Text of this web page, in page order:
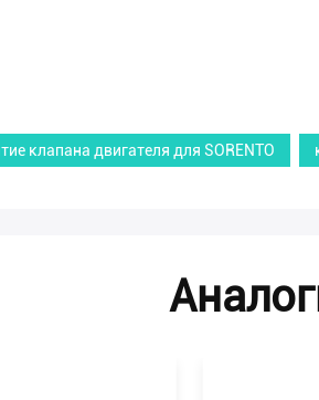
в наш магазин!
клапана двигателя для SORENTO